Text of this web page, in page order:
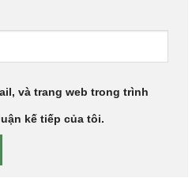
và trang web trong trình
kế tiếp của tôi.